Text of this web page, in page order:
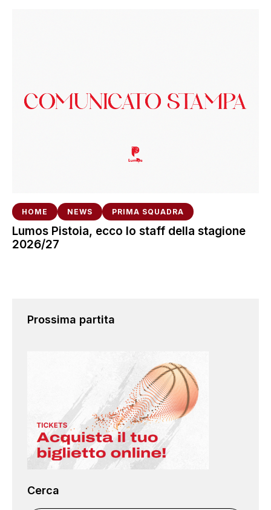
HOME NEWS PRIMA SQUADRA
Lumos Pistoia, ecco lo staff della stagione
2026/27
Prossima partita
Cerca